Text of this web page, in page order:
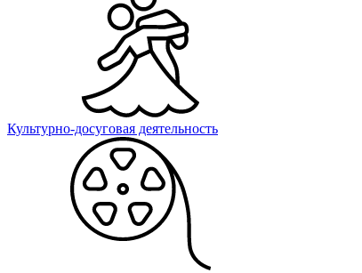
Культурно-досуговая деятельность